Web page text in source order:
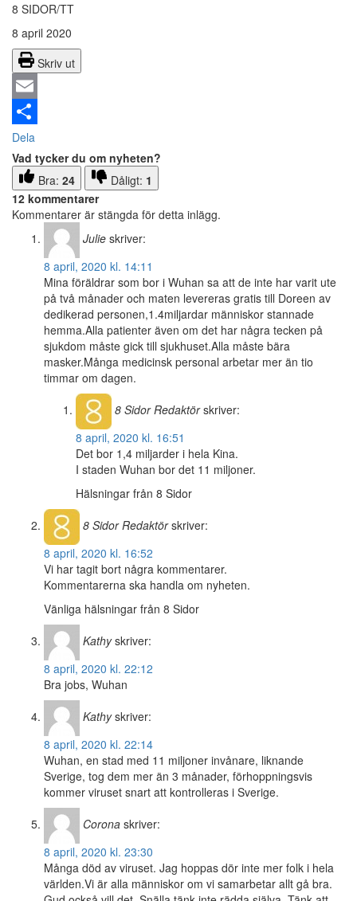
8 SIDOR/TT
8 april 2020
Skriv ut
Email
Dela
Vad tycker du om nyheten?
Bra: 24 Dåligt: 1
12 kommentarer
Kommentarer är stängda för detta inlägg.
Julie skriver:
8 april, 2020 kl. 14:11
Mina föräldrar som bor i Wuhan sa att de inte har varit ute
på två månader och maten levereras gratis till Doreen av
dedikerad personen,1.4miljardar människor stannade
hemma.Alla patienter även om det har några tecken på
sjukdom måste gick till sjukhuset.Alla måste bära
masker.Många medicinsk personal arbetar mer än tio
timmar om dagen.
8 SidorRedaktör skriver:
8 april, 2020 kl. 16:51
Det bor 1,4 miljarder i hela Kina.
I staden Wuhan bor det 11 miljoner.
Hälsningar från 8 Sidor
8 SidorRedaktör skriver:
8 april, 2020 kl. 16:52
Vi har tagit bort några kommentarer.
Kommentarerna ska handla om nyheten.
Vänliga hälsningar från 8 Sidor
Kathy skriver:
8 april, 2020 kl. 22:12
Bra jobs, Wuhan
Kathy skriver:
8 april, 2020 kl. 22:14
Wuhan, en stad med 11 miljoner invånare, liknande
Sverige, tog dem mer än 3 månader, förhoppningsvis
kommer viruset snart att kontrolleras i Sverige.
Corona skriver:
8 april, 2020 kl. 23:30
Många död av viruset. Jag hoppas dör inte mer folk i hela
världen.Vi är alla människor om vi samarbetar allt gå bra.